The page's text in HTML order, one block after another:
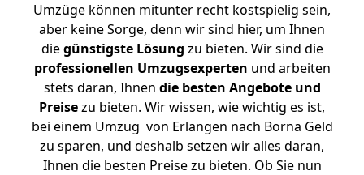
Umzüge können mitunter recht kostspielig sein,
aber keine Sorge, denn wir sind hier, um Ihnen
diegünstigste Lösung zu bieten. Wir sind die
professionellen Umzugsexperten und arbeiten
stets daran, Ihnen die besten Angebote und
Preisezu bieten. Wir wissen, wie wichtig es ist,
bei einem Umzug von Erlangen nach Borna Geld
zu sparen, und deshalb setzen wir alles daran,
Ihnen die besten Preise zu bieten. Ob Sie nun